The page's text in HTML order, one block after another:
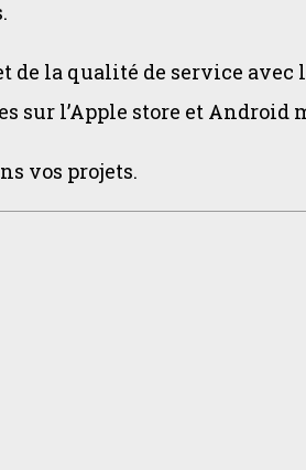
de la qualité de service
sur l’Apple store et Android
vos projets.